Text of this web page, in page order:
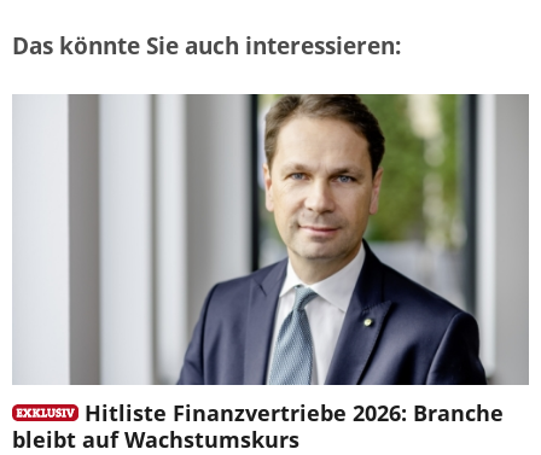
Das könnte Sie auch interessieren:
Hitliste Finanzvertriebe 2026: Branche
bleibt auf Wachstumskurs